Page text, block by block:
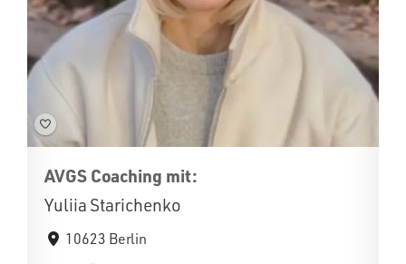
AVGS Coaching mit:
Yuliia Starichenko
10623 Berlin